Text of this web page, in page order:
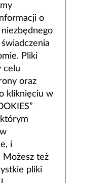
o
Pliki
celu
oraz
kliknięciu w
i
Możesz też
pliki